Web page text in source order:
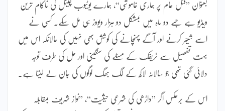
بعنوان ”قتل عام پر ہماری خاموشی“، ہمارے یوٹیوب چینل کی ناکام ترین
ویڈیو ہے جسے دو ماہ میں بمشکل دو ہزار ویووز ہی مل سکے۔ کسی نے
اسے شیئر کرنے اور آگے پہنچانے کی کوشش بھی نہیں کی حالانکہ اس میں
بہت تفصیل سے ٹریفک کے مسئلے کی سنگینی اور حل کی طرف توجہ
دلائی گئی تھی جو سالانہ لاکھ کے لگ بھگ لوگوں کی جان لے لیتا ہے۔
اس کے برعکس اگر ”داڑھی کی شرعی حیثیت“، ”نواز شریف بمقابلہ